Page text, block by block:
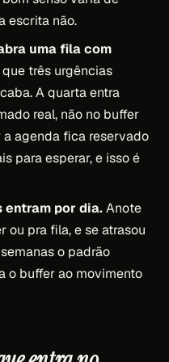
escrita não.
uma fila com
três urgências
A quarta entra
real, não no buffer
agenda fica reservado
para esperar, e isso é
entram por dia.Anote
ou pra fila, e se atrasou
o padrão
o buffer ao movimento